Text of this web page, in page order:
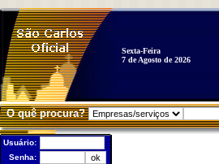
Sexta-Feira
7 de Agosto de 2026
O quê procura?
Usuário:
Senha: